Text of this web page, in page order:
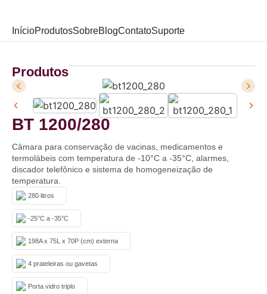
InícioProdutosSobreBlogContatoSuporte
Produtos
BT 1200/280
Câmara para conservação de vacinas, medicamentos e
termolábeis com temperatura de -10°C a -35°C, alarmes,
discador telefônico e sistema de homogeneização de
temperatura.
280 litros
-25°C a -35°C
198A x 75L x 70P (cm) externa
4 prateleiras ou gavetas
Porta vidro triplo